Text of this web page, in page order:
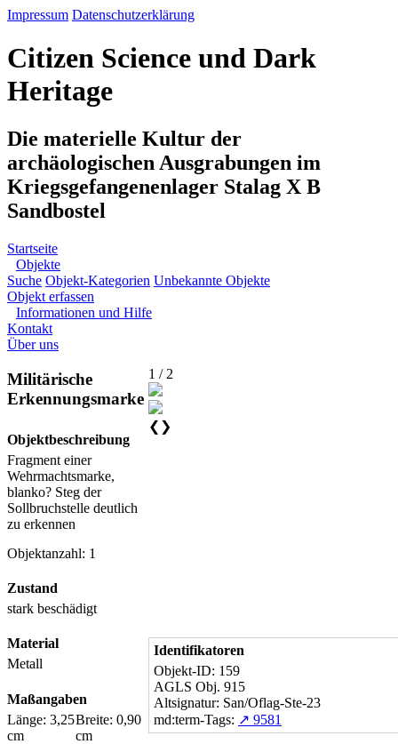
Impressum Datenschutzerklärung
Citizen Science und Dark
Heritage
Die materielle Kultur der
archäologischen Ausgrabungen im
Kriegsgefangenenlager Stalag X B
Sandbostel
Startseite
Objekte
Suche Objekt-Kategorien Unbekannte Objekte
Objekt erfassen
Informationen und Hilfe
Kontakt
Über uns
Militärische
Erkennungsmarke
Objektbeschreibung
Fragment einer
Wehrmachtsmarke,
blanko? Steg der
Sollbruchstelle deutlich
zu erkennen
Objektanzahl: 1
Zustand
stark beschädigt
Material
Metall
Maßangaben
Länge: 3,25
cm
Breite: 0,90
cm
1 / 2
❮ ❯
Identifikatoren
Objekt-ID: 159
AGLS Obj. 915
Altsignatur: San/Oflag-Ste-23
md:term-Tags: ↗ 9581